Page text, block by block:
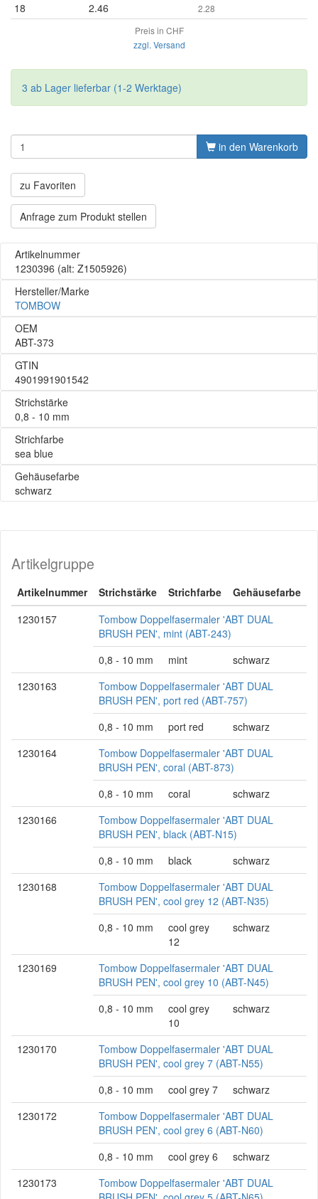
18 2.46
2.28
Preis in CHF
zzgl. Versand
3 ab Lager lieferbar (1-2 Werktage)
in den Warenkorb
zu Favoriten
Anfrage zum Produkt stellen
Artikelnummer
1230396 (alt: Z1505926)
Hersteller/Marke
TOMBOW
OEM
ABT-373
GTIN
4901991901542
Strichstärke
0,8 - 10 mm
Strichfarbe
sea blue
Gehäusefarbe
schwarz
Artikelgruppe
Artikelnummer Strichstärke Strichfarbe
Gehäusefarbe
1230157
Tombow Doppelfasermaler 'ABT DUAL
BRUSH PEN', mint (ABT-243)
0,8 - 10 mm
mint
schwarz
1230163
Tombow Doppelfasermaler 'ABT DUAL
BRUSH PEN', port red (ABT-757)
0,8 - 10 mm
port red
schwarz
1230164
Tombow Doppelfasermaler 'ABT DUAL
BRUSH PEN', coral (ABT-873)
0,8 - 10 mm
coral
schwarz
1230166
Tombow Doppelfasermaler 'ABT DUAL
BRUSH PEN', black (ABT-N15)
0,8 - 10 mm
black
schwarz
1230168
Tombow Doppelfasermaler 'ABT DUAL
BRUSH PEN', cool grey 12 (ABT-N35)
0,8 - 10 mm
cool grey
12
schwarz
1230169
Tombow Doppelfasermaler 'ABT DUAL
BRUSH PEN', cool grey 10 (ABT-N45)
0,8 - 10 mm
cool grey
10
schwarz
1230170
Tombow Doppelfasermaler 'ABT DUAL
BRUSH PEN', cool grey 7 (ABT-N55)
0,8 - 10 mm
cool grey 7
schwarz
1230172
Tombow Doppelfasermaler 'ABT DUAL
BRUSH PEN', cool grey 6 (ABT-N60)
0,8 - 10 mm
cool grey 6
schwarz
1230173
Tombow Doppelfasermaler 'ABT DUAL